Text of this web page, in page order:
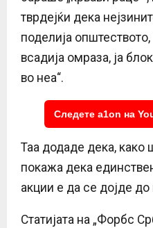
тврдејќи дека
поделија
всадија омраза, ја
во неа“.
Следете a1on на
Таа додаде дека, како
покажа дека
акции е да се дојде до
Статијата на „Форбс